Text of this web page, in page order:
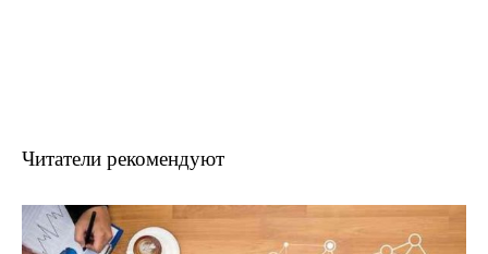
Читатели рекомендуют